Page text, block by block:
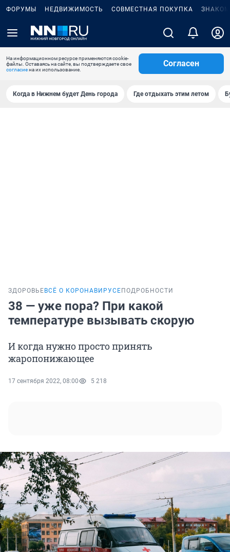
ФОРУМЫ НЕДВИЖИМОСТЬ СОВМЕСТНАЯ ПОКУПКА
На информационном ресурсе применяются cookie-
файлы. Оставаясь на сайте, вы подтверждаете свое
согласиена их использование.
Согласен
Когда в Нижнем будет День города Где отдыхать этим летом
ЗДОРОВЬЕ ВСЁ О КОРОНАВИРУСЕ ПОДРОБНОСТИ
38 — уже пора? При какой
температуре вызывать скорую
И когда нужно просто принять
жаропонижающее
17 сентября 2022, 08:00 5 218